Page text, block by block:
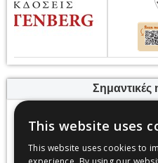
Σημαντικές
Σάββατο, 30
Πέμπτη, 19
This website uses
This website uses cookies to